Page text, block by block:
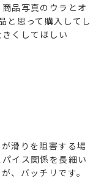
品写真のウラとオ
と思って購入してし
くしてほしい
滑りを阻害する場
イス関係を長細い
、バッチリです。